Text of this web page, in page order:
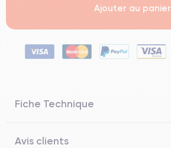
Ajouter au panier
Fiche Technique
Avis clients